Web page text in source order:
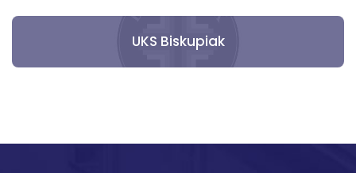
UKS Biskupiak